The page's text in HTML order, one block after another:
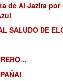
de Al Jazira
SALUDO DE